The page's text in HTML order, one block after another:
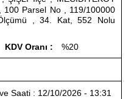
100 Parsel No , 119/100000
, 34. Kat, 552 Nolu
KDV Oranı : %20
Saati : 12/10/2026 - 13:31